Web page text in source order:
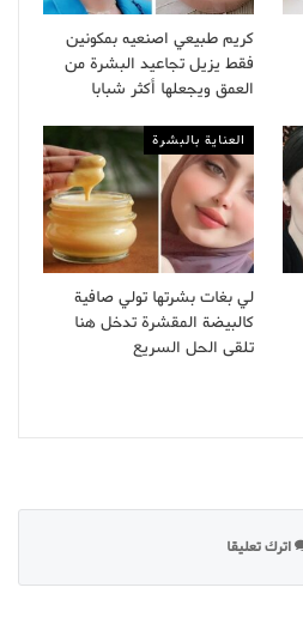
كريم طبيعي اصنعيه بمكونين
فقط يزيل تجاعيد البشرة من
العمق ويجعلها أكثر شبابا
العناية بالبشرة
لي بغات بشرتها تولي صافية
كالبيضة المقشرة تدخل هنا
تلقى الحل السريع
اترك تعليقا